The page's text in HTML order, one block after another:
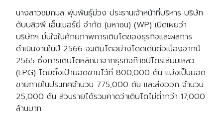
นางสาวชมกมล พุ่มพันธุ์ม่วง ประธานเจ้าหน้าที่บริหาร บริษัท
ดับบลิวพี เอ็นเนอร์ยี่ จำกัด (มหาชน) (WP) เปิดเผยว่า
บริษัทฯ มั่นใจในศักยภาพการเติบโตของธุรกิจและผลการ
ดำเนินงานในปี 2566 จะเติบโตอย่างโดดเด่นต่อเนื่องจากปี
2565 ซึ่งการเติบโตหลักมาจากธุรกิจก๊าซปิโตรเลียมเหลว
(LPG) โดยตั้งเป้ายอดขายไว้ที่ 800,000 ตัน แบ่งเป็นยอด
ขายภายในประเทศจำนวน 775,000 ตัน และส่งออก จำนวน
25,000 ตัน ส่วนรายได้รวมคาดว่าเติบโตไม่ต่ำกว่า 17,000
ล้านบาท